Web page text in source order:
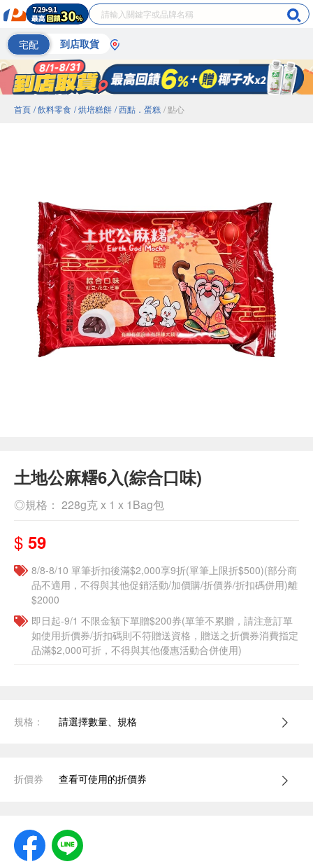
宅配 到店取貨
首頁 / 飲料零食 / 烘培糕餅 / 西點．蛋糕 / 點心
土地公麻糬6入(綜合口味)
◎規格： 228g克 x 1 x 1Bag包
$ 59
8/8-8/10 單筆折扣後滿$2,000享9折(單筆上限折$500)(部分商
品不適用，不得與其他促銷活動/加價購/折價券/折扣碼併用)離
$2000
即日起-9/1 不限金額下單贈$200券(單筆不累贈，請注意訂單
如使用折價券/折扣碼則不符贈送資格，贈送之折價券消費指定
品滿$2,000可折，不得與其他優惠活動合併使用)
規格： 請選擇數量、規格
折價券 查看可使用的折價券